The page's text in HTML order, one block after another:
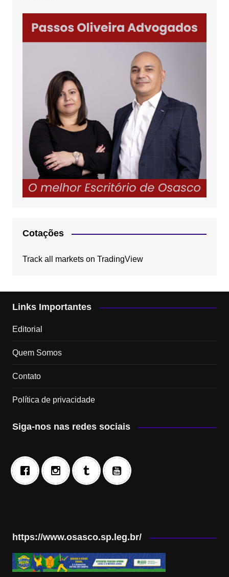
Cotações
Track all markets on TradingView
Links Importantes
Editorial
Quem Somos
Contato
Política de privacidade
Siga-nos nas redes sociais
https://www.osasco.sp.leg.br/